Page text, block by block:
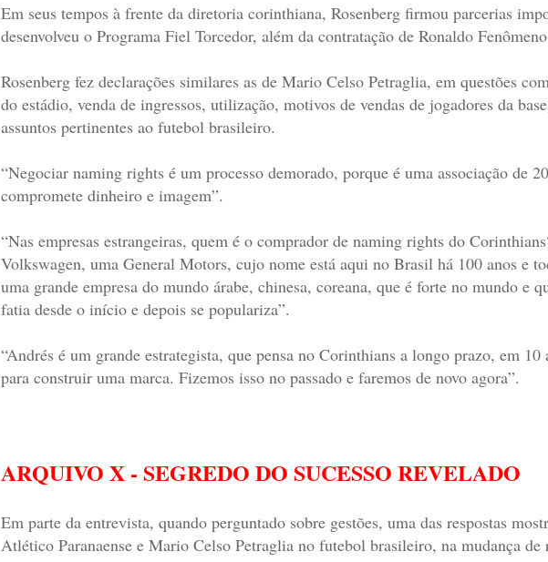
Em seus tempos à frente da diretoria corinthiana, Rosenberg firmou parcerias
desenvolveu o Programa Fiel Torcedor, além da contratação de Ronaldo
Rosenberg fez declarações similares as de Mario Celso Petraglia, em questões
do estádio, venda de ingressos, utilização, motivos de vendas de jogadores da
assuntos pertinentes ao futebol brasileiro.
“Negociar naming rights é um processo demorado, porque é uma associação de
compromete dinheiro e imagem”.
“Nas empresas estrangeiras, quem é o comprador de naming rights do
Volkswagen, uma General Motors, cujo nome está aqui no Brasil há 100 anos e
uma grande empresa do mundo árabe, chinesa, coreana, que é forte no mundo e
fatia desde o início e depois se populariza”.
“Andrés é um grande estrategista, que pensa no Corinthians a longo prazo, em
para construir uma marca. Fizemos isso no passado e faremos de novo agora”.
ARQUIVO X - SEGREDO DO SUCESSO REVELADO
Em parte da entrevista, quando perguntado sobre gestões, uma das respostas
Atlético Paranaense e Mario Celso Petraglia no futebol brasileiro, na mudança